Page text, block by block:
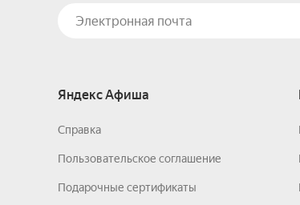
Яндекс Афиша
Справка
Пользовательское соглашение
Подарочные сертификаты